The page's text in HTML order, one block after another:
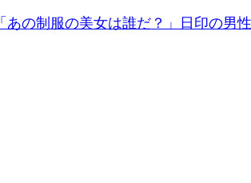
「あの制服の美女は誰だ？」日印の男